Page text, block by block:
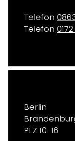
Telefon
Telefon
Berlin
PLZ 10-16